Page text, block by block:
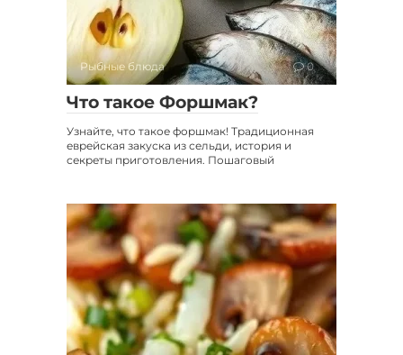
Рыбные блюда 0
Что такое Форшмак?
Узнайте, что такое форшмак! Традиционная
еврейская закуска из сельди, история и
секреты приготовления. Пошаговый